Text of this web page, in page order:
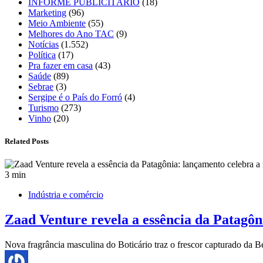
Marketing (96)
Meio Ambiente (55)
Melhores do Ano TAC (9)
Notícias (1.552)
Política (17)
Pra fazer em casa (43)
Saúde (89)
Sebrae (3)
Sergipe é o País do Forró (4)
Turismo (273)
Vinho (20)
Related Posts
3 min
Indústria e comércio
Zaad Venture revela a essência da
Nova fragrância masculina do Boticário traz o frescor capturado da